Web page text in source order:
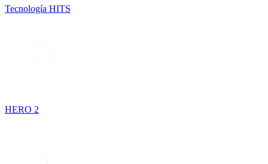
Tecnología HITS
HERO 2